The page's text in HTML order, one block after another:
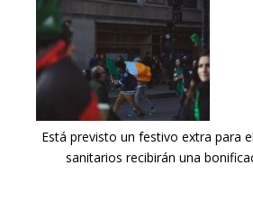
Está previsto un festivo extra para
sanitarios recibirán una